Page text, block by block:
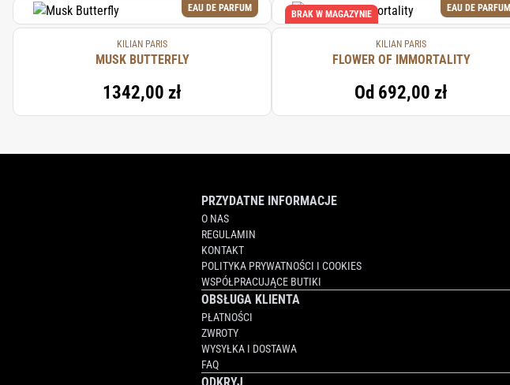
EAU DE PARFUM
KILIAN PARIS
MUSK BUTTERFLY
1342,00 zł
EAU DE PARFUM
BRAK W MAGAZYNIE
KILIAN PARIS
FLOWER OF IMMORTALITY
Od 692,00 zł
PRZYDATNE INFORMACJE
O NAS
REGULAMIN
KONTAKT
POLITYKA PRYWATNOŚCI I COOKIES
WSPÓŁPRACUJĄCE BUTIKI
OBSŁUGA KLIENTA
PŁATNOŚCI
ZWROTY
WYSYŁKA I DOSTAWA
FAQ